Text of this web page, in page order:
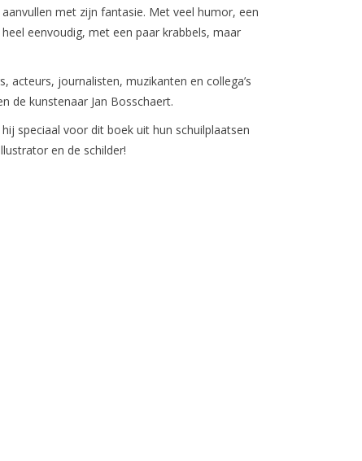
met zijn fantasie. Met veel humor, een
eenvoudig, met een paar krabbels, maar
acteurs, journalisten, muzikanten en collega’s
de kunstenaar Jan Bosschaert.
speciaal voor dit boek uit hun schuilplaatsen
en de schilder!